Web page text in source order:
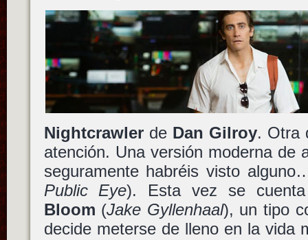
Nightcrawlerde Dan Gilroy. Otra
atención. Una versión moderna de
seguramente habréis visto
Public Eye). Esta vez se
Bloom (Jake Gyllenhaal), un tipo
decide meterse de lleno en la vida